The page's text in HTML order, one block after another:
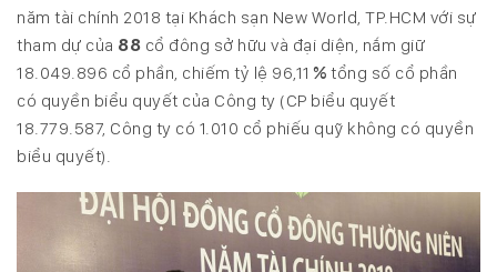
năm tài chính 2018 tại Khách sạn New World, TP.HCM với sự
tham dự của 88 cổ đông sở hữu và đại diện, nắm giữ
18.049.896 cổ phần, chiếm tỷ lệ 96,11% tổng số cổ phần
có quyền biểu quyết của Công ty (CP biểu quyết
18.779.587, Công ty có 1.010 cổ phiếu quỹ không có quyền
biểu quyết).